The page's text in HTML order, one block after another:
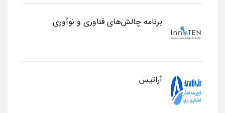
برنامه چالش‌های فناوری و نوآوری
آراتیس